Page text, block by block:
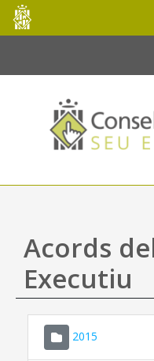
Salta al contingut principal
Consell
de
Mallorca
Acords
Executiu
2015